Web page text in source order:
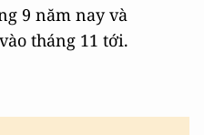
9 năm nay và
tháng 11 tới.